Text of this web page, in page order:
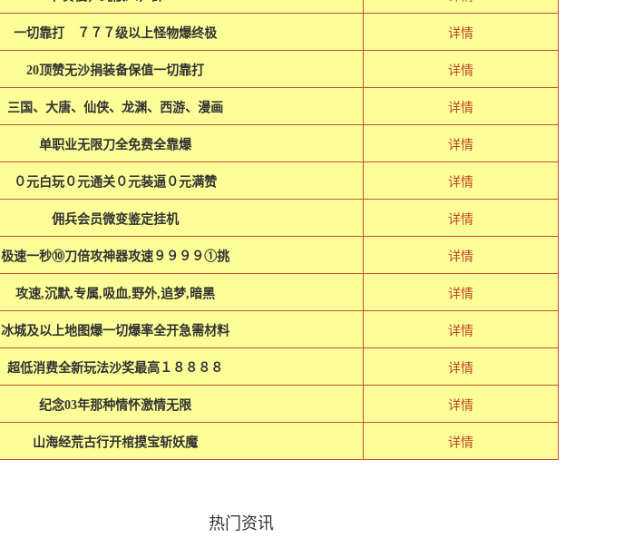
一切靠打 ７７７级以上怪物爆终极 详情
20顶赞无沙捐装备保值一切靠打 详情
三国、大唐、仙侠、龙渊、西游、漫画 详情
单职业无限刀全免费全靠爆 详情
０元白玩０元通关０元装逼０元满赞 详情
佣兵会员微变鉴定挂机 详情
极速一秒⑩刀倍攻神器攻速９９９９①挑 详情
攻速,沉默,专属,吸血,野外,追梦,暗黑 详情
冰城及以上地图爆一切爆率全开急需材料 详情
超低消费全新玩法沙奖最高１８８８８ 详情
纪念03年那种情怀激情无限 详情
山海经荒古行开棺摸宝斩妖魔 详情
热门资讯